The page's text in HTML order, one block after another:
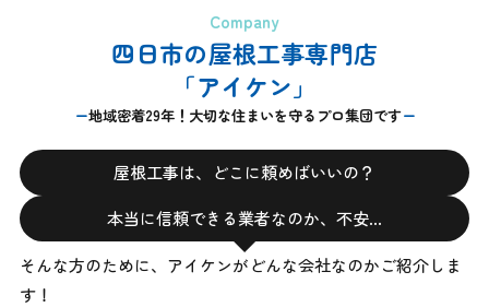
Company
四日市の屋根工事専門店
「アイケン」
地域密着29年！大切な住まいを守るプロ集団です
屋根工事は、どこに頼めばいいの？
本当に信頼できる業者なのか、不安…
そんな方のために、アイケンがどんな会社なのかご紹介しま
す！